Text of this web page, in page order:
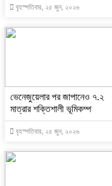
বৃহস্পতিবার, ২৫ জুন, ২০২৬
ভেনেজুয়েলার পর জাপানেও ৭.২
মাত্রার শক্তিশালী ভূমিকম্প
বৃহস্পতিবার, ২৫ জুন, ২০২৬